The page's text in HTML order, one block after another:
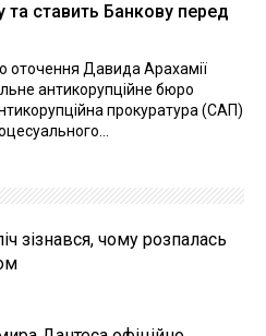
та ставить Банкову перед
оточення Давида Арахамії
антикорупційне бюро
прокуратура (САП)
зізнався, чому розпалась